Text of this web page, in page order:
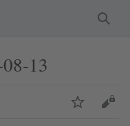
13